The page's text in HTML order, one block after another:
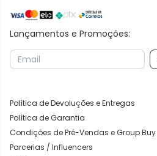
Lançamentos e Promoções:
Política de Devoluções e Entregas
Política de Garantia
Condições de Pré-Vendas e Group Buy
Parcerias / Influencers